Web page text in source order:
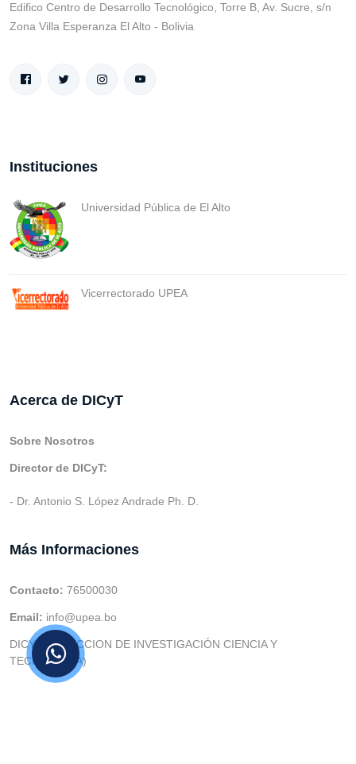
Edifico Centro de Desarrollo Tecnológico, Torre B, Av. Sucre, s/n
Zona Villa Esperanza El Alto - Bolivia
Instituciones
Universidad Pública de El Alto
Vicerrectorado UPEA
Acerca de DICyT
Sobre Nosotros
Director de DICyT:
- Dr. Antonio S. López Andrade Ph. D.
Más Informaciones
Contacto: 76500030
Email: info@upea.bo
DICYT (DIRECCION DE INVESTIGACIÓN CIENCIA Y
TECNOLOGIA)